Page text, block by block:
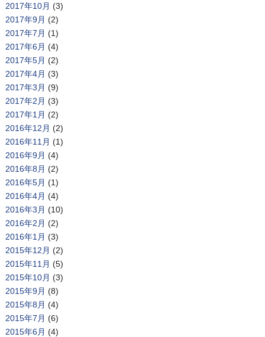
2017年10月 (3)
2017年9月 (2)
2017年7月 (1)
2017年6月 (4)
2017年5月 (2)
2017年4月 (3)
2017年3月 (9)
2017年2月 (3)
2017年1月 (2)
2016年12月 (2)
2016年11月 (1)
2016年9月 (4)
2016年8月 (2)
2016年5月 (1)
2016年4月 (4)
2016年3月 (10)
2016年2月 (2)
2016年1月 (3)
2015年12月 (2)
2015年11月 (5)
2015年10月 (3)
2015年9月 (8)
2015年8月 (4)
2015年7月 (6)
2015年6月 (4)